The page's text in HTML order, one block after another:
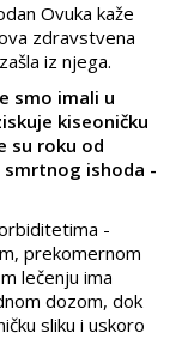
Ovuka kaže
zdravstvena
iz njega.
smo imali u
kiseoničku
su roku od
ishoda -
-
prekomernom
lečenju ima
dozom, dok
sliku i uskoro